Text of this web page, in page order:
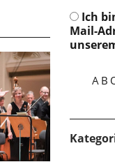
Ich
Mail-